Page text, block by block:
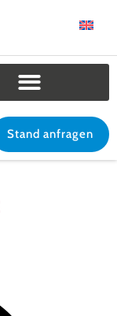
Stand anfragen